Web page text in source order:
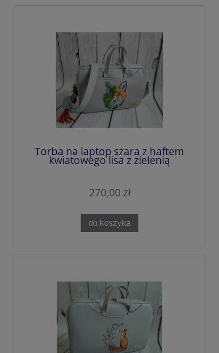
Torba na laptop szara z haftem
kwiatowego lisa z zielenią
270,00 zł
do koszyka